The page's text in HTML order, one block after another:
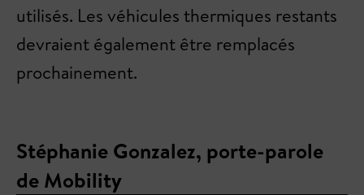
utilisés. Les véhicules thermiques restants
devraient également être remplacés
prochainement.
Stéphanie Gonzalez, porte-parole
de Mobility